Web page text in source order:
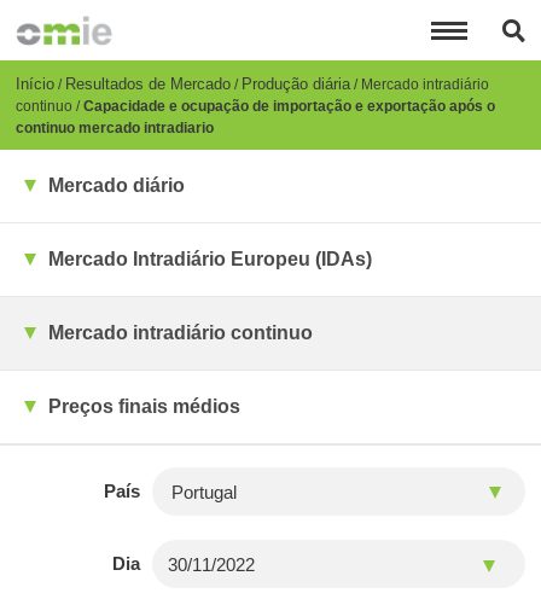
para
conteúdo
principal
Breadcrumb
Início Resultados de Mercado Produção diária Mercado intradiário
continuo Capacidade e ocupação de importação e exportação após o
continuo mercado intradiario
Mercado diário
Mercado Intradiário Europeu (IDAs)
Mercado intradiário continuo
Preços finais médios
País
Dia